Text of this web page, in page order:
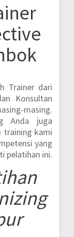
Trainer dari
Konsultan
masing.
Anda juga
training kami
yang
pelatihan ini.